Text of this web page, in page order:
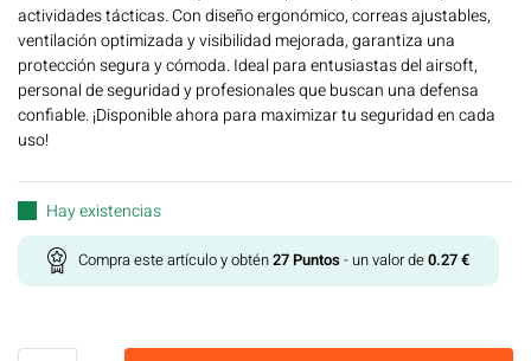
actividades tácticas. Con diseño ergonómico, correas ajustables,
ventilación optimizada y visibilidad mejorada, garantiza una
protección segura y cómoda. Ideal para entusiastas del airsoft,
personal de seguridad y profesionales que buscan una defensa
confiable. ¡Disponible ahora para maximizar tu seguridad en cada
uso!
Hay existencias
Compra este artículo y obtén27Puntos - un valor de0.27€